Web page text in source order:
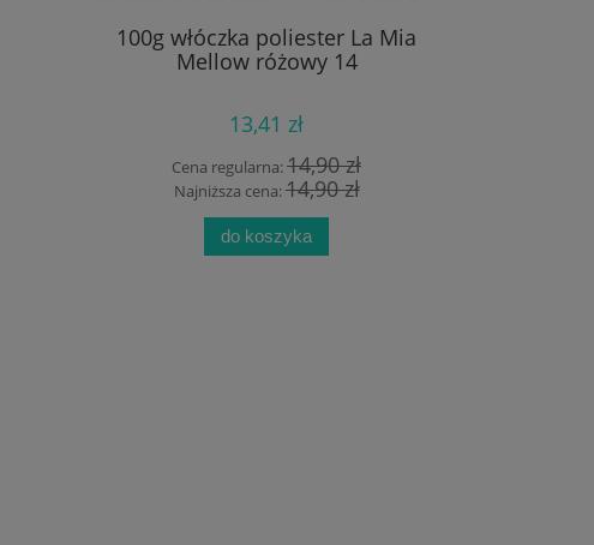
100g włóczka poliester La Mia
Mellow różowy 14
13,41 zł
Cena regularna:14,90 zł
Najniższa cena:14,90 zł
do koszyka